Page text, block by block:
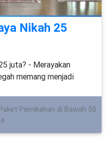
Nikah 25
juta? - Merayakan
memang menjadi
Pernikahan di Bawah 50